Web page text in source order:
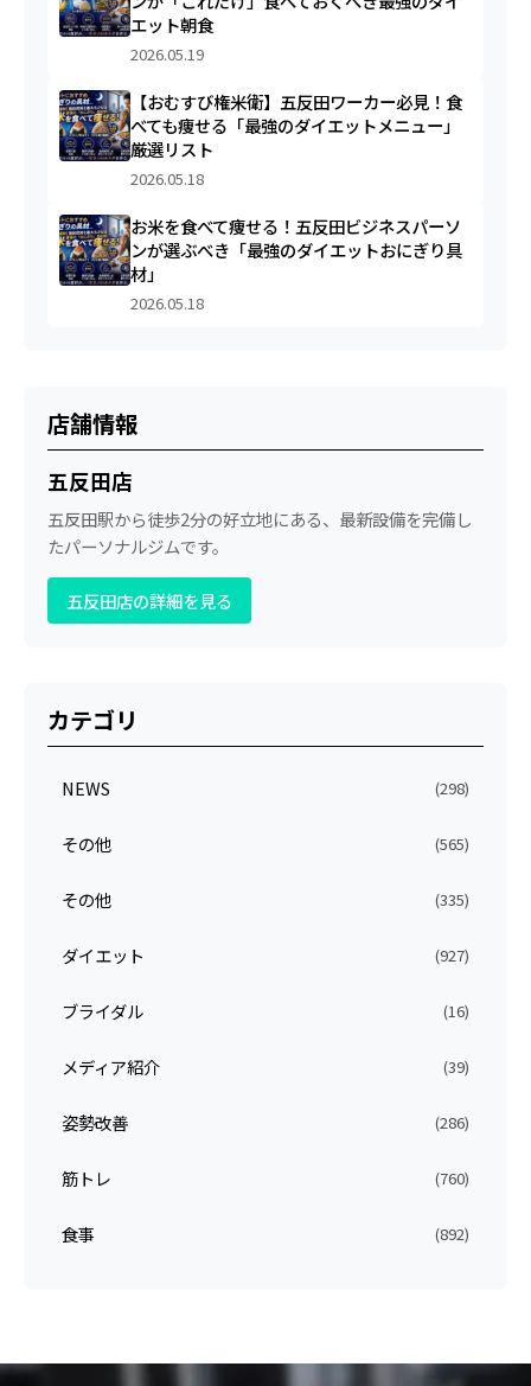
エット朝食
2026.05.19
【おむすび権米衛】五反田ワーカー必見！食
べても痩せる「最強のダイエットメニュー」
厳選リスト
2026.05.18
お米を食べて痩せる！五反田ビジネスパーソ
ンが選ぶべき「最強のダイエットおにぎり具
材」
2026.05.18
店舗情報
五反田店
五反田駅から徒歩2分の好立地にある、最新設備を完備し
たパーソナルジムです。
五反田店の詳細を見る
カテゴリ
NEWS (298)
その他 (565)
その他 (335)
ダイエット (927)
ブライダル (16)
メディア紹介 (39)
姿勢改善 (286)
筋トレ (760)
食事 (892)